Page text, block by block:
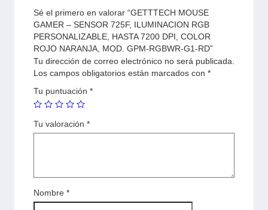
Sé el primero en valorar “GETTTECH MOUSE
GAMER – SENSOR 725F, ILUMINACION RGB
PERSONALIZABLE, HASTA 7200 DPI, COLOR
ROJO NARANJA, MOD. GPM-RGBWR-G1-RD”
Tu dirección de correo electrónico no será publicada.
Los campos obligatorios están marcados con *
Tu puntuación *
Tu valoración *
Nombre *